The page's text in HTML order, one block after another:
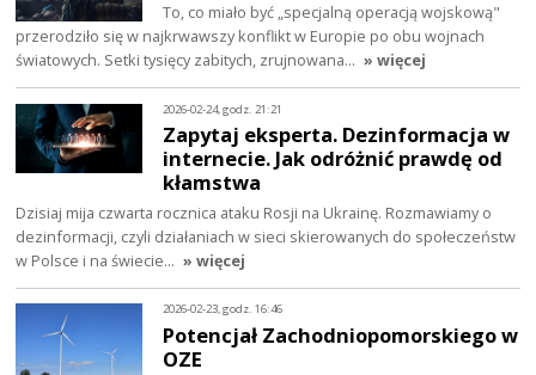
To, co miało być „specjalną operacją wojskową"
przerodziło się w najkrwawszy konflikt w Europie po obu wojnach
światowych. Setki tysięcy zabitych, zrujnowana… » więcej
2026-02-24, godz. 21:21
Zapytaj eksperta. Dezinformacja w
internecie. Jak odróżnić prawdę od
kłamstwa
Dzisiaj mija czwarta rocznica ataku Rosji na Ukrainę. Rozmawiamy o
dezinformacji, czyli działaniach w sieci skierowanych do społeczeństw
w Polsce i na świecie… » więcej
2026-02-23, godz. 16:46
Potencjał Zachodniopomorskiego w
OZE